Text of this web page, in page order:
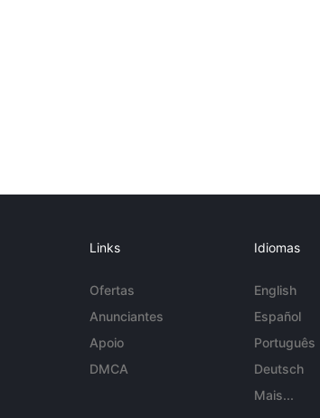
Links
Ofertas
Anunciantes
Apoio
DMCA
Idiomas
English
Español
Português
Deutsch
Mais...